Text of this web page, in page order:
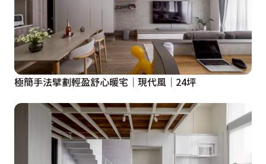
極簡手法擘劃輕盈舒心暖宅│現代風│24坪